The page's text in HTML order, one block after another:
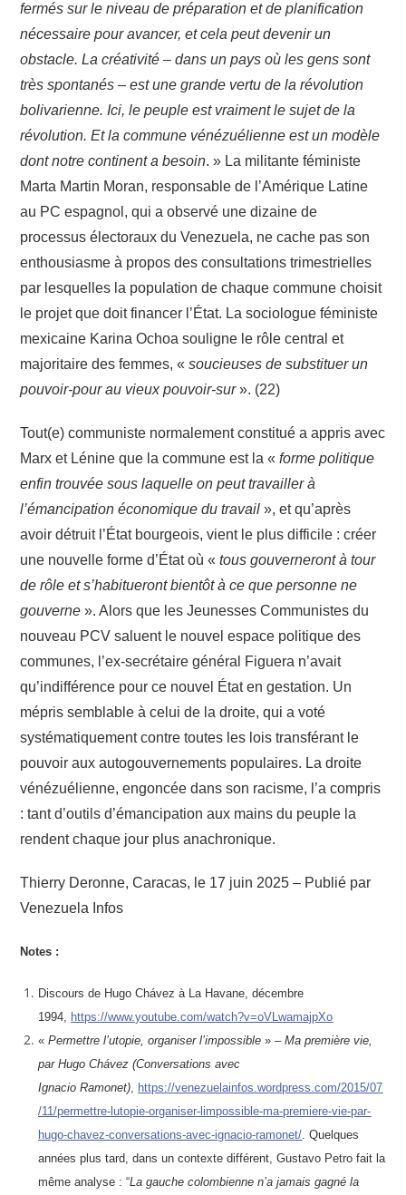
fermés sur le niveau de préparation et de planification
nécessaire pour avancer, et cela peut devenir un
obstacle. La créativité – dans un pays où les gens sont
très spontanés – est une grande vertu de la révolution
bolivarienne. Ici, le peuple est vraiment le sujet de la
révolution. Et la commune vénézuélienne est un modèle
dont notre continent a besoin. » La militante féministe
Marta Martin Moran, responsable de l’Amérique Latine
au PC espagnol, qui a observé une dizaine de
processus électoraux du Venezuela, ne cache pas son
enthousiasme à propos des consultations trimestrielles
par lesquelles la population de chaque commune choisit
le projet que doit financer l’État. La sociologue féministe
mexicaine Karina Ochoa souligne le rôle central et
majoritaire des femmes, «soucieuses de substituer un
pouvoir-pour au vieux pouvoir-sur». (22)
Tout(e) communiste normalement constitué a appris avec
Marx et Lénine que la commune est la «forme politique
enfin trouvée sous laquelle on peut travailler à
l’émancipation économique du travail », et qu’après
avoir détruit l’État bourgeois, vient le plus difficile : créer
une nouvelle forme d’État où « tous gouverneront à tour
de rôle et s’habitueront bientôt à ce que personne ne
gouverne ». Alors que les Jeunesses Communistes du
nouveau PCV saluent le nouvel espace politique des
communes, l’ex-secrétaire général Figuera n’avait
qu’indifférence pour ce nouvel État en gestation. Un
mépris semblable à celui de la droite, qui a voté
systématiquement contre toutes les lois transférant le
pouvoir aux autogouvernements populaires. La droite
vénézuélienne, engoncée dans son racisme, l’a compris
: tant d’outils d’émancipation aux mains du peuple la
rendent chaque jour plus anachronique.
Thierry Deronne, Caracas, le 17 juin 2025 – Publié par
Venezuela Infos
Notes :
Discours de Hugo Chávez à La Havane, décembre
1994, https://www.youtube.com/watch?v=oVLwamajpXo
«Permettre l’utopie, organiser l’impossible » –Ma première vie,
par Hugo Chávez (Conversations avec
Ignacio Ramonet), https://venezuelainfos.wordpress.com/2015/07
/11/permettre-lutopie-organiser-limpossible-ma-premiere-vie-par-
hugo-chavez-conversations-avec-ignacio-ramonet/. Quelques
années plus tard, dans un contexte différent, Gustavo Petro fait la
même analyse : “La gauche colombienne n’a jamais gagné la